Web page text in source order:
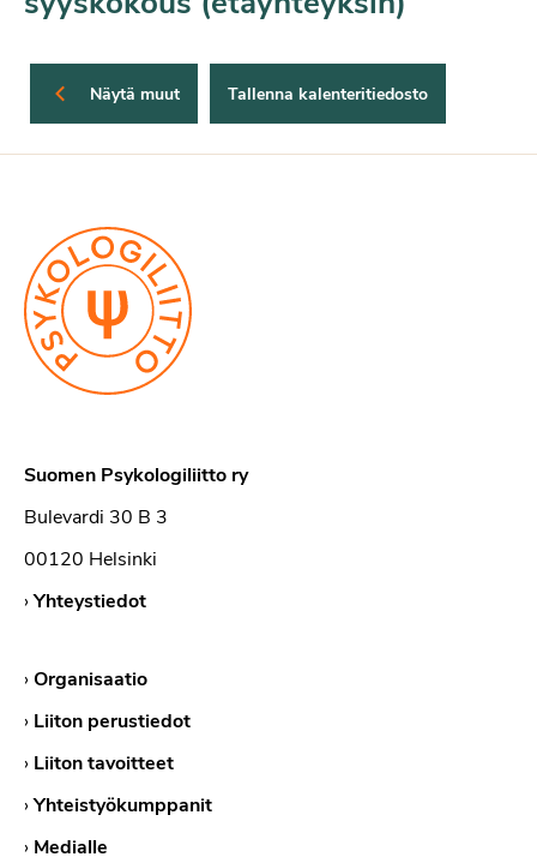
Näytä muut
Suomen Psykologiliitto ry
Bulevardi 30 B 3
00120 Helsinki
›Yhteystiedot
›Organisaatio
› Liiton perustiedot
› Liiton tavoitteet
›Yhteistyökumppanit
› Medialle